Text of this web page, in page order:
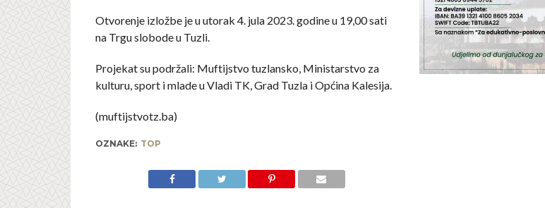
Otvorenje izložbe je u utorak 4. jula 2023. godine u 19,00 sati
na Trgu slobode u Tuzli.
Projekat su podržali: Muftijstvo tuzlansko, Ministarstvo za
kulturu, sport i mlade u Vladi TK, Grad Tuzla i Općina Kalesija.
(muftijstvotz.ba)
OZNAKE: TOP